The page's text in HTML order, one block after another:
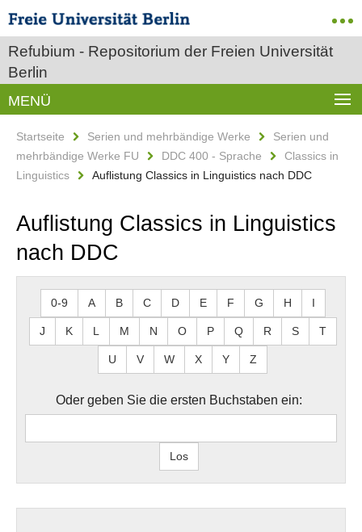
Refubium - Repositorium der Freien Universität
Berlin
MENÜ
Startseite Serien und mehrbändige Werke
Serien und
mehrbändige Werke FU
DDC 400 - Sprache
Classics in
Linguistics
Auflistung Classics in Linguistics nach DDC
Auflistung Classics in Linguistics
nach DDC
0-9 A B C D E F G H I
J K L M N O P Q R S T
U V W X Y Z
Oder geben Sie die ersten Buchstaben ein: